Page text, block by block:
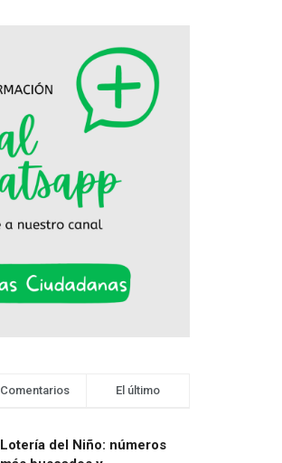
Comentarios El último
Lotería del Niño: números